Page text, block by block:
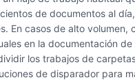
de documentos al
En casos de alto volumen,
en la documentación de
los trabajos de
de disparador para